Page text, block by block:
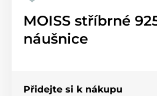
MOISS stříbrné
náušnice
Přidejte si k nákupu